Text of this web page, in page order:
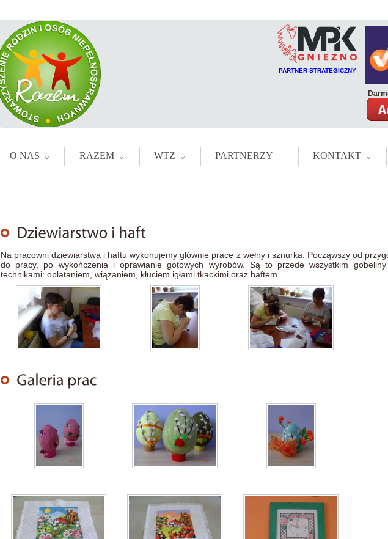
PARTNER STRATEGICZNY
O NAS RAZEM WTZ PARTNERZY KONTAKT
Na pracowni dziewiarstwa i haftu wykonujemy głównie prace z wełny i sznurka. Począwszy od
do pracy, po wykończenia i oprawianie gotowych wyrobów. Są to przede wszystkim gobeliny
technikami: oplataniem, wiązaniem, kłuciem igłami tkackimi oraz haftem.